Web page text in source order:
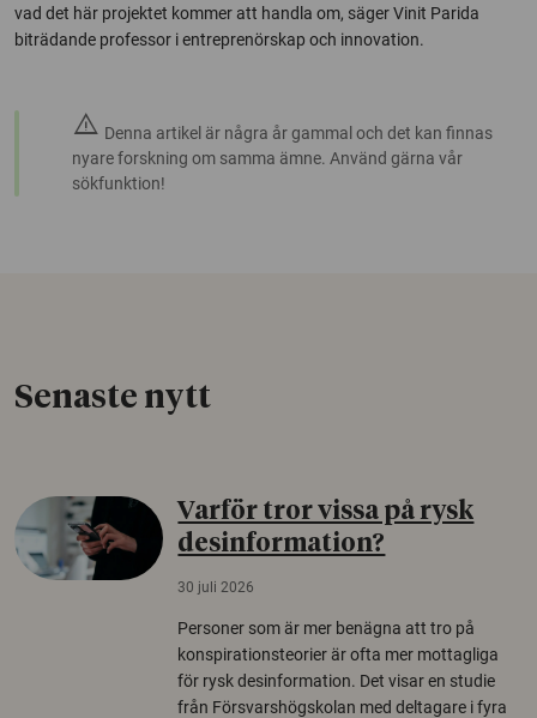
vad det här projektet kommer att handla om, säger Vinit Parida
biträdande professor i entreprenörskap och innovation.
warning Denna artikel är några år gammal och det kan finnas
nyare forskning om samma ämne. Använd gärna vår
sökfunktion!
Senaste nytt
Varför tror vissa på rysk
desinformation?
30 juli 2026
Personer som är mer benägna att tro på
konspirationsteorier är ofta mer mottagliga
för rysk desinformation. Det visar en studie
från Försvarshögskolan med deltagare i fyra